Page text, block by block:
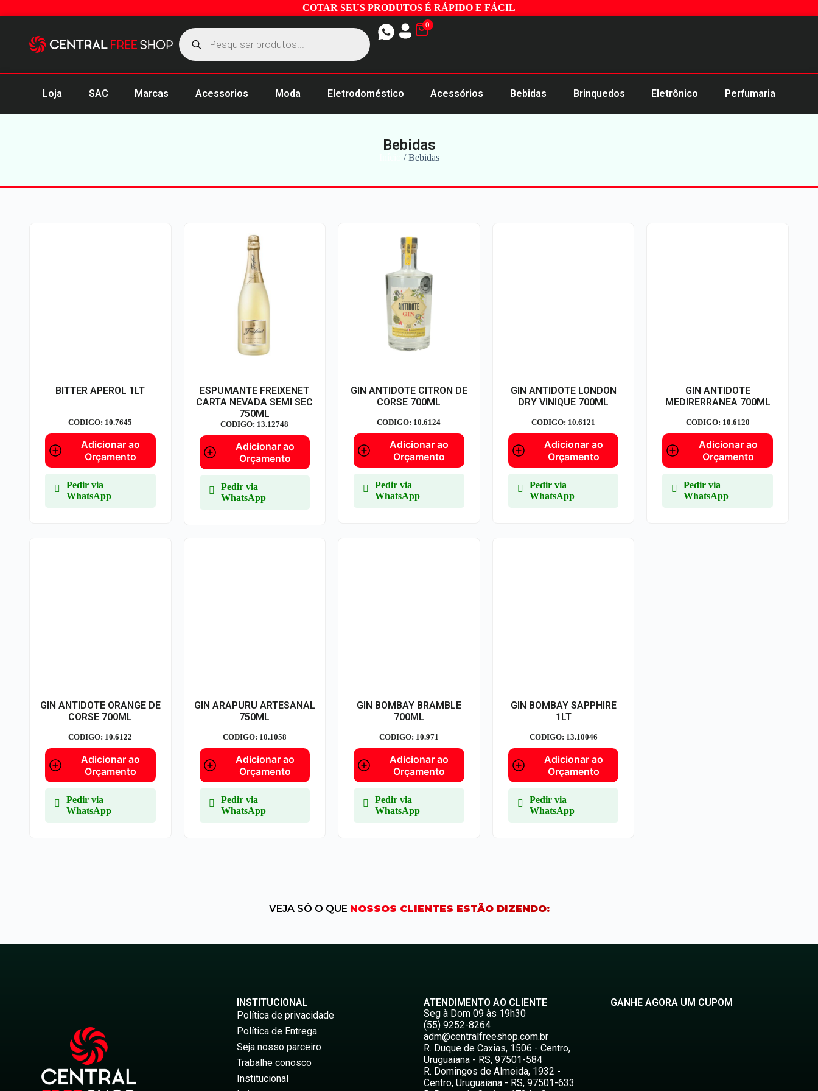
COTAR SEUS PRODUTOS É RÁPIDO E FÁCIL
0
Loja SAC Marcas Acessorios Moda Eletrodoméstico Acessórios Bebidas Brinquedos Eletrônico Perfumaria
Bebidas
/ Bebidas
BITTER APEROL 1LT
CODIGO: 10.7645
Adicionar ao
Orçamento
Pedir via
WhatsApp
ESPUMANTE FREIXENET
CARTA NEVADA SEMI SEC
750ML
CODIGO: 13.12748
Adicionar ao
Orçamento
Pedir via
WhatsApp
GIN ANTIDOTE CITRON DE
CORSE 700ML
CODIGO: 10.6124
Adicionar ao
Orçamento
Pedir via
WhatsApp
GIN ANTIDOTE LONDON
DRY VINIQUE 700ML
CODIGO: 10.6121
Adicionar ao
Orçamento
Pedir via
WhatsApp
GIN ANTIDOTE
MEDIRERRANEA 700ML
CODIGO: 10.6120
Adicionar ao
Orçamento
Pedir via
WhatsApp
GIN ANTIDOTE ORANGE DE
CORSE 700ML
CODIGO: 10.6122
Adicionar ao
Orçamento
Pedir via
WhatsApp
GIN ARAPURU ARTESANAL
750ML
CODIGO: 10.1058
Adicionar ao
Orçamento
Pedir via
WhatsApp
GIN BOMBAY BRAMBLE
700ML
CODIGO: 10.971
Adicionar ao
Orçamento
Pedir via
WhatsApp
GIN BOMBAY SAPPHIRE
1LT
CODIGO: 13.10046
Adicionar ao
Orçamento
Pedir via
WhatsApp
VEJA SÓ O QUE NOSSOS CLIENTES ESTÃO DIZENDO:
INSTITUCIONAL
Política de privacidade
Política de Entrega
Seja nosso parceiro
Trabalhe conosco
Institucional
ATENDIMENTO AO CLIENTE
Seg à Dom 09 às 19h30
(55) 9252-8264
adm@centralfreeshop.com.br
R. Duque de Caxias, 1506 - Centro,
Uruguaiana - RS, 97501-584
R. Domingos de Almeida, 1932 -
Centro, Uruguaiana - RS, 97501-633
GANHE AGORA UM CUPOM